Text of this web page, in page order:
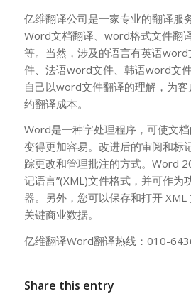
亿维翻译公司是一家专业的翻译服
Word文档翻译、word格式文件翻
等。当然，涉及的语言有英语
件、法语word文件、韩语word文
自己以word文件翻译的理解，为
约翻译成本。
Word是一种字处理程序，可使文
变得更加容易。改进后的审阅和标
踪更改和管理批注的方式。Word
记语言”(XML)文件格式，并可作为
器。另外，您可以保存和打开
关键商业数据。
亿维翻译Word翻译热线：010-
Share this entry